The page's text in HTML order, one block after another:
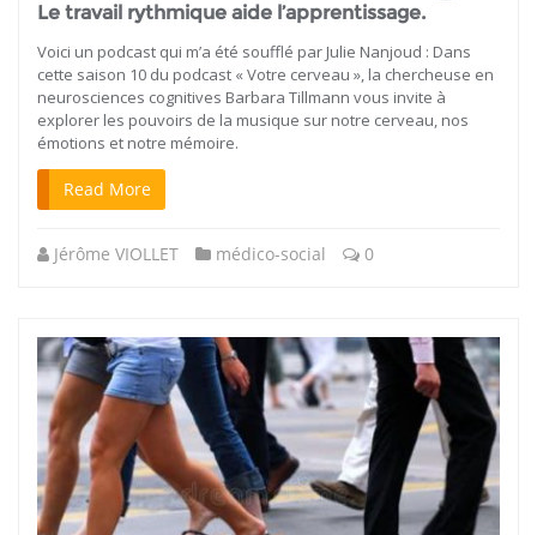
Le travail rythmique aide l’apprentissage.
Voici un podcast qui m’a été soufflé par Julie Nanjoud : Dans
cette saison 10 du podcast « Votre cerveau », la chercheuse en
neurosciences cognitives Barbara Tillmann vous invite à
explorer les pouvoirs de la musique sur notre cerveau, nos
émotions et notre mémoire.
Read More
Jérôme VIOLLET médico-social 0